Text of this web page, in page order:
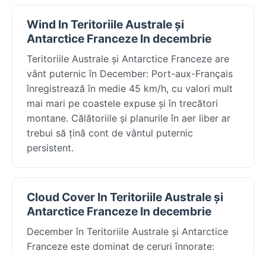
Wind In Teritoriile Australe și
Antarctice Franceze In decembrie
Teritoriile Australe și Antarctice Franceze are
vânt puternic în December: Port-aux-Français
înregistrează în medie 45 km/h, cu valori mult
mai mari pe coastele expuse și în trecători
montane. Călătoriile și planurile în aer liber ar
trebui să țină cont de vântul puternic
persistent.
Cloud Cover In Teritoriile Australe și
Antarctice Franceze In decembrie
December în Teritoriile Australe și Antarctice
Franceze este dominat de ceruri înnorate: